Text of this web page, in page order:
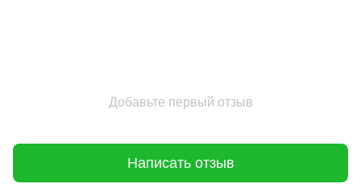
Добавьте первый отзыв
Написать отзыв